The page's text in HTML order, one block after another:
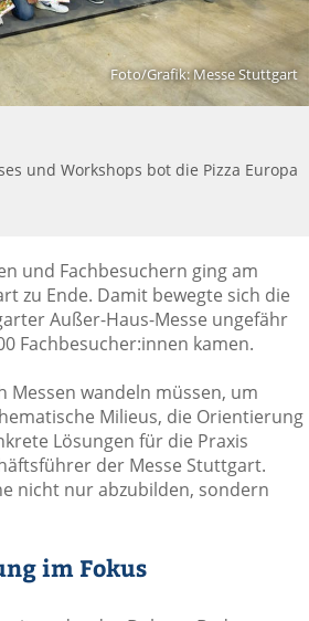
Foto/Grafik: Messe Stuttgart
und Workshops bot die Pizza Europa
und Fachbesuchern ging am
zu Ende. Damit bewegte sich die
Außer-Haus-Messe ungefähr
Fachbesucher:innen kamen.
Messen wandeln müssen, um
Milieus, die Orientierung
Lösungen für die Praxis
der Messe Stuttgart.
nicht nur abzubilden, sondern
im Fokus